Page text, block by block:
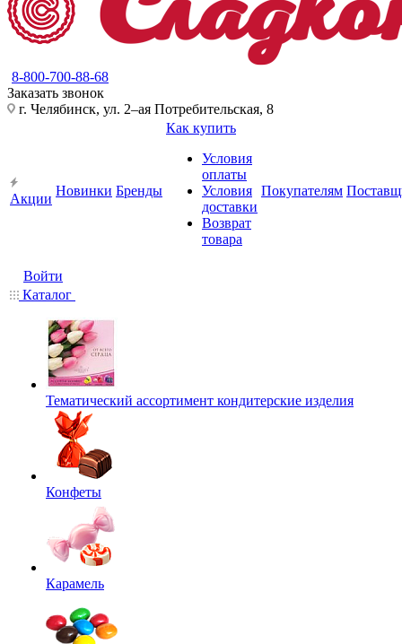
8-800-700-88-68
Заказать звонок
г. Челябинск, ул. 2–ая Потребительская, 8
Акции
Новинки Бренды
Как купить
Условия
оплаты
Условия
доставки
Возврат
товара
Покупателям
Войти
Каталог
Тематический ассортимент кондитерские изделия
Конфеты
Карамель